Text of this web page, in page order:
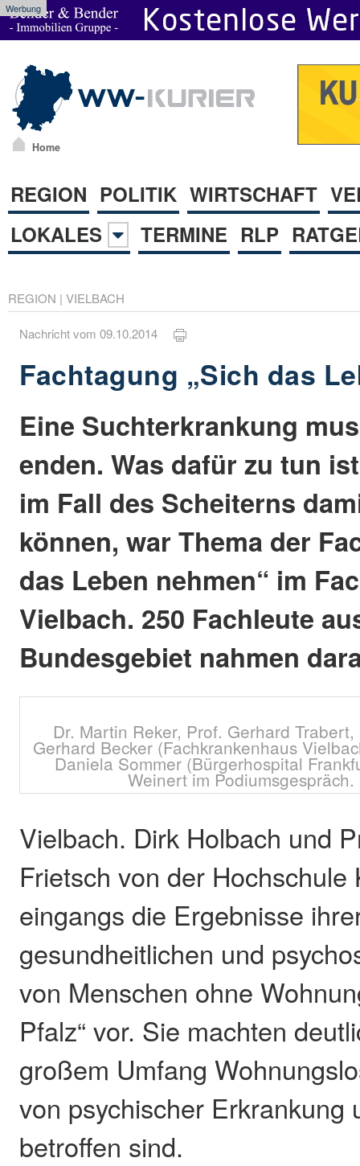
Werbung
Home
REGION POLITIK WIRTSCHAFT
LOKALES
TERMINE RLP
REGION | VIELBACH
Nachricht vom 09.10.2014
Fachtagung „Sich das
Eine Suchterkrankung
enden. Was dafür zu tun
im Fall des Scheiterns
können, war Thema der
das Leben nehmen“ im
Vielbach. 250 Fachleute
Bundesgebiet nahmen
Dr. Martin Reker, Prof. Gerhard
Gerhard Becker (Fachkrankenhaus
Daniela Sommer (Bürgerhospital
Weinert im
Vielbach. Dirk Holbach und
Frietsch von der Hochschule
eingangs die Ergebnisse
gesundheitlichen und
von Menschen ohne
Pfalz“ vor. Sie machten
großem Umfang
von psychischer Erkrankung
betroffen sind.